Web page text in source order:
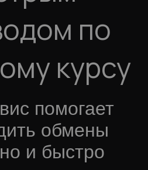
по
курсу
помогает
обмены
и быстро